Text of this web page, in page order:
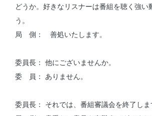
どうか。好きなリスナーは番組を聴く強い
う。
局 側： 善処いたします。
委員長： 他にございませんか。
委 員： ありません。
委員長： それでは、番組審議会を終了しま